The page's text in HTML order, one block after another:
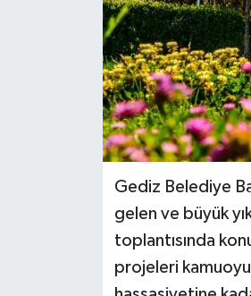
Gediz Belediye
gelen ve büyük
toplantısında
projeleri